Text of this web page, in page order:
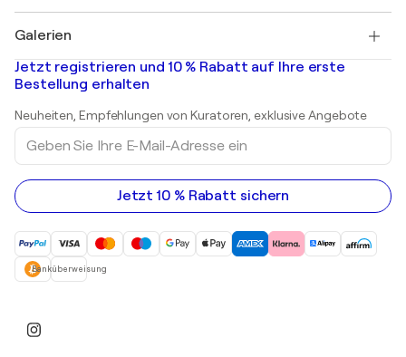
Banksy
Mr. Brainwash
Shepard Fairey
Abstrakte Gemälde zu verkaufen
Landschaftsgemälde
Drucke
Acrylgemälde
Galerien
Kunstgalerien in Deutschland
Kunstgalerien in Schweiz
Jetzt registrieren und 10 % Rabatt auf Ihre erste
Bestellung erhalten
Neuheiten, Empfehlungen von Kuratoren, exklusive Angebote
Geben
Sie
Ihre
E-
Mail-
Adresse
Jetzt 10 % Rabatt sichern
Banküberweisung